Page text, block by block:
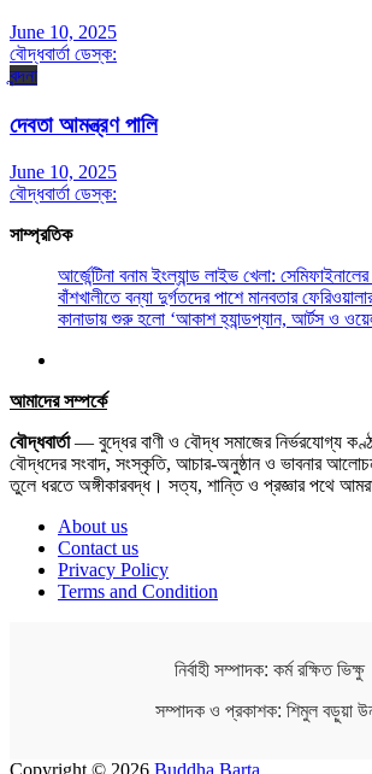
June 10, 2025
বৌদ্ধবার্তা ডেস্ক:
বন্দনা
দেবতা আমন্ত্রণ পালি
June 10, 2025
বৌদ্ধবার্তা ডেস্ক:
সাম্প্রতিক
আর্জেন্টিনা বনাম ইংল্যান্ড লাইভ খেলা: সেমিফাইনালের
বাঁশখালীতে বন্যা দুর্গতদের পাশে মানবতার
কানাডায় শুরু হলো ‘আকাশ হ্যান্ডপ্যান, আর্টস ও
আমাদের সম্পর্কে
বৌদ্ধবার্তা— বুদ্ধের বাণী ও বৌদ্ধ সমাজের নির্ভরযোগ্য
বৌদ্ধদের সংবাদ, সংস্কৃতি, আচার-অনুষ্ঠান ও ভাবনার
তুলে ধরতে অঙ্গীকারবদ্ধ। সত্য, শান্তি ও প্রজ্ঞার পথে
About us
Contact us
Privacy Policy
Terms and Condition
নির্বাহী সম্পাদক: কর্ম রক্ষিত ভিক্ষু
সম্পাদক ও প্রকাশক: শিমুল বড়ুয়া
Copyright © 2026 Buddha Barta